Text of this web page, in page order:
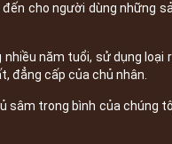
cho người dùng những
năm tuổi, sử dụng loại
đẳng cấp của chủ nhân.
sâm trong bình của chúng